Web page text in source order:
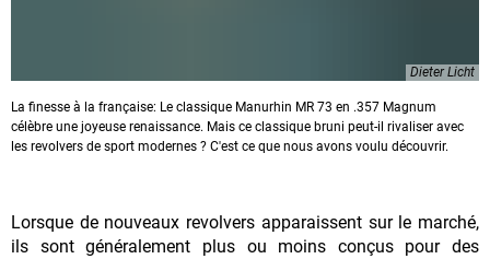
Dieter Licht
La finesse à la française: Le classique Manurhin MR 73 en .357 Magnum
célèbre une joyeuse renaissance. Mais ce classique bruni peut-il rivaliser avec
les revolvers de sport modernes ? C'est ce que nous avons voulu découvrir.
Lorsque de nouveaux revolvers apparaissent sur le marché,
ils sont généralement plus ou moins conçus pour des